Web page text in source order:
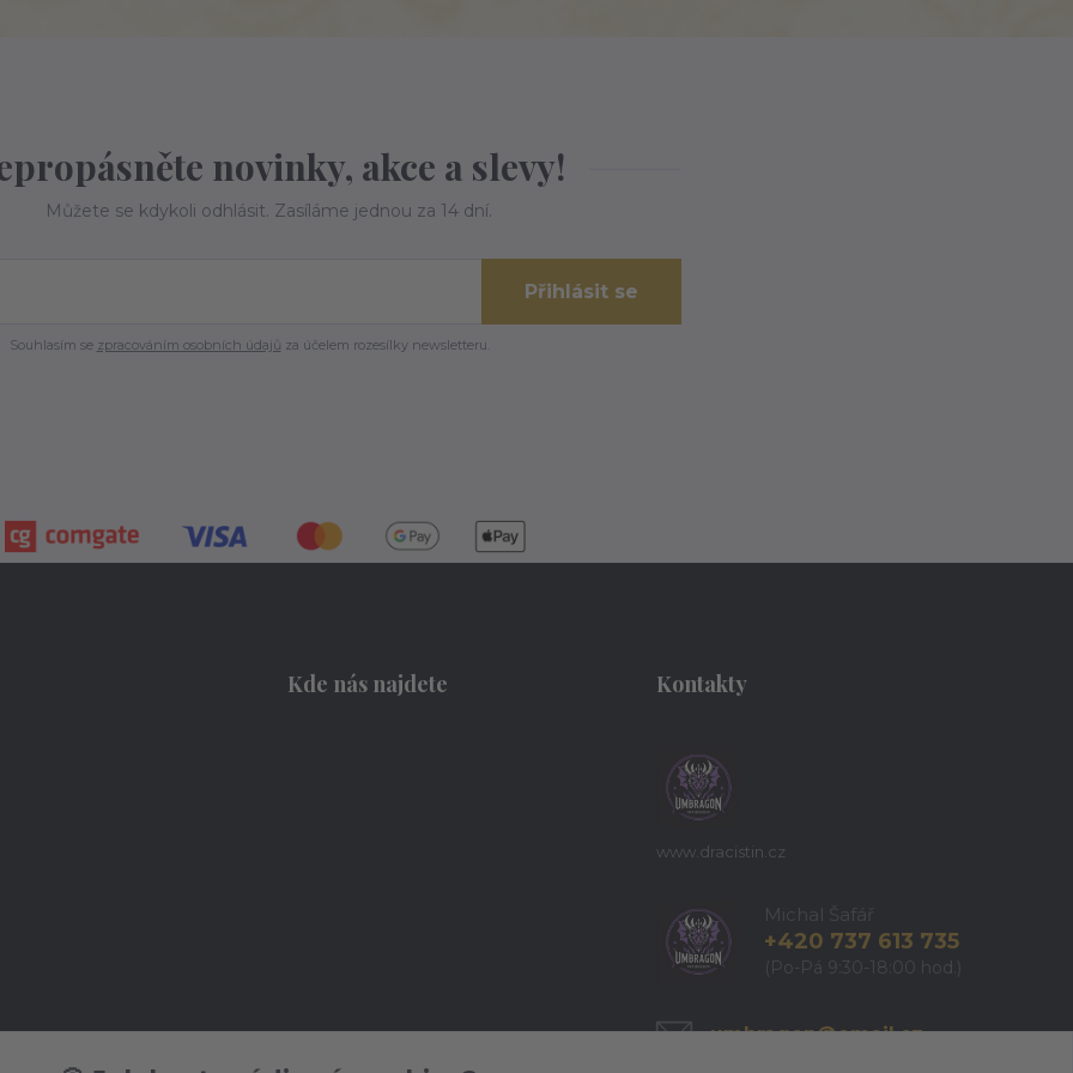
novinky, akce a slevy!
Můžete se kdykoli odhlásit. Zasíláme jednou za 14 dní.
Přihlásit se
Souhlasím se zpracováním osobních údajů za účelem rozesílky newsletteru.
Kde nás najdete Kontakty
www.dracistin.cz
Michal Šafář
+420 737 613 735
(Po-Pá 9:30-18:00 hod.)
umbragon@email.cz